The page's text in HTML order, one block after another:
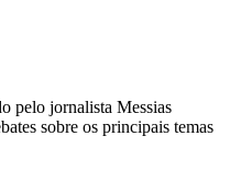
pelo jornalista Messias
sobre os principais temas